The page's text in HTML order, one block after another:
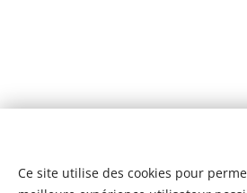
Ce site utilise des cookies pour